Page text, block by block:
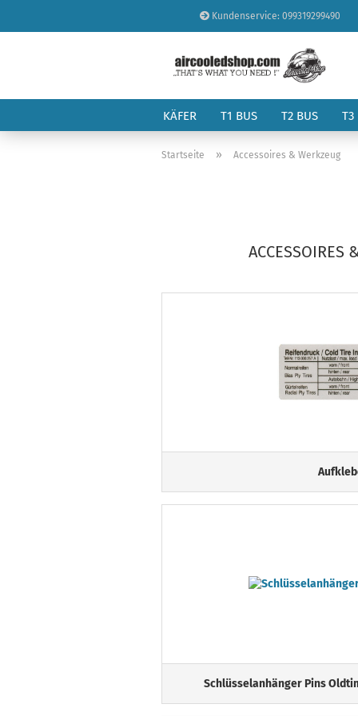
Kundenservice: 099319299490
KÄFER T1 BUS T2 BUS T3
Startseite » Accessoires & Werkzeug
ACCESSOIRES
Schlüsselanhänger Pins